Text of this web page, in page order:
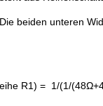
beiden unteren
R1) = 1/(1/